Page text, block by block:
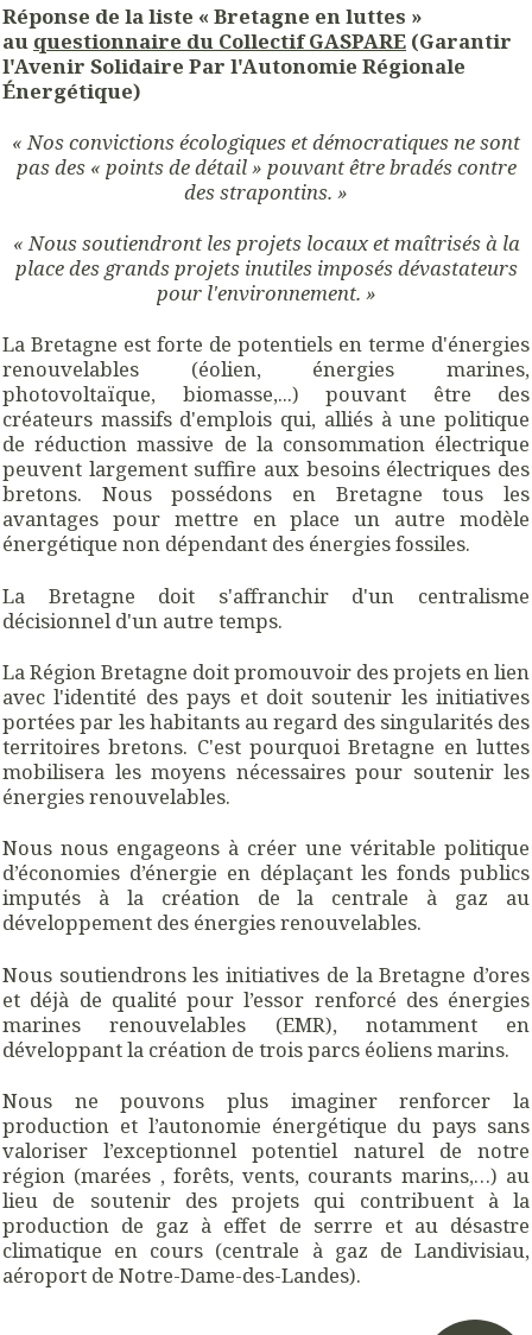
Réponse de la liste « Bretagne en luttes »
au questionnaire du Collectif GASPARE (Garantir
l'Avenir Solidaire Par l'Autonomie Régionale
Énergétique)
« Nos convictions écologiques et démocratiques ne sont
pas des « points de détail » pouvant être bradés contre
des strapontins. »
« Nous soutiendront les projets locaux et maîtrisés à la
placedes grands projets inutiles imposés dévastateurs
pour l'environnement. »
La Bretagne est forte de potentiels en terme d'énergies
renouvelables (éolien, énergies marines,
photovoltaïque, biomasse,...) pouvant être des
créateurs massifs d'emplois qui, alliés à une politique
de réduction massive de la consommation électrique
peuvent largement suffire aux besoins électriques des
bretons. Nous possédons en Bretagne tous les
avantages pour mettre en place un autre modèle
énergétique non dépendant des énergies fossiles.
La Bretagne doit s'affranchir d'un centralisme
décisionnel d'un autre temps.
La Région Bretagne doit promouvoir des projets en lien
avec l'identité des pays et doit soutenir les initiatives
portées par les habitants au regard des singularités des
territoires bretons. C'est pourquoi Bretagne en luttes
mobilisera les moyens nécessaires pour soutenir les
énergies renouvelables.
Nous nous engageons à créer une véritable politique
d’économies d’énergie en déplaçant les fonds publics
imputés à la création de la centrale à gaz au
développement des énergies renouvelables.
Nous soutiendrons les initiatives de la Bretagne d’ores
et déjà de qualité pour l’essor renforcé des énergies
marines renouvelables (EMR), notamment en
développant la création de trois parcs éoliens marins.
Nous ne pouvons plus imaginer renforcer la
production et l’autonomie énergétique du pays sans
valoriser l’exceptionnel potentiel naturel de notre
région (marées , forêts, vents, courants marins,…) au
lieu de soutenir des projets qui contribuent à la
production de gaz à effet de serrre et au désastre
climatique en cours (centrale à gaz de Landivisiau,
aéroport de Notre-Dame-des-Landes).